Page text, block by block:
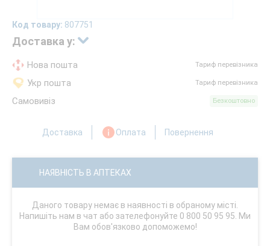
Код товару: 807751
Доставка у:
Нова пошта Тариф перевізника
Укр пошта Тариф перевізника
Самовивіз Безкоштовно
Доставка Оплата Повернення
НАЯВНІСТЬ В АПТЕКАХ
Даного товару немає в наявності в обраному місті.
Напишіть нам в чат або зателефонуйте 0 800 50 95 95. Ми
Вам обов'язково допоможемо!